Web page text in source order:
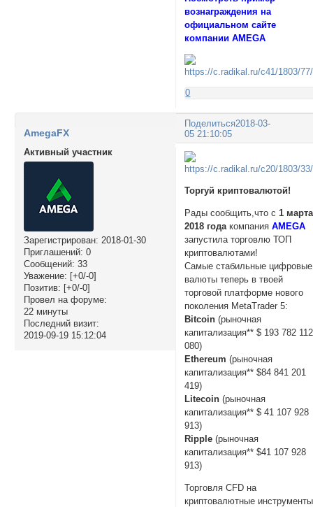
вознаграждения на
официальном сайте
компании AMEGA
0
Поделиться2018-03-
05 21:10:05
AmegaFX
Активный участник
Зарегистрирован: 2018-01-30
Приглашений: 0
Сообщений: 33
Уважение: [+0/-0]
Позитив: [+0/-0]
Провел на форуме:
22 минуты
Последний визит:
2019-09-19 15:12:04
Торгуй криптовалютой!
Рады сообщить,что с1 марта
2018 годакомпанияAMEGA
запустила торговлю ТОП
криптовалютами!
Самые стабильные цифровые
валюты теперь в твоей
торговой платформе нового
поколения MetaTrader 5:
Bitcoin (рыночная
капитализация** $ 193 782 112
080)
Ethereum (рыночная
капитализация** $84 841 201
419)
Litecoin (рыночная
капитализация** $ 41 107 928
913)
Ripple (рыночная
капитализация** $41 107 928
913)
Торговля CFD на
криптовалютные инструменты